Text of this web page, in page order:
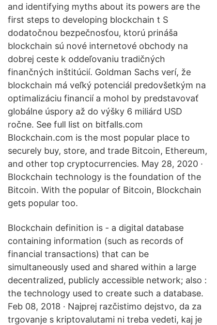
and identifying myths about its powers are the
first steps to developing blockchain t S
dodatočnou bezpečnosťou, ktorú prináša
blockchain sú nové internetové obchody na
dobrej ceste k oddeľovaniu tradičných
finančných inštitúcií. Goldman Sachs verí, že
blockchain má veľký potenciál predovšetkým na
optimalizáciu financií a mohol by predstavovať
globálne úspory až do výšky 6 miliárd USD
ročne. See full list on bitfalls.com
Blockchain.com is the most popular place to
securely buy, store, and trade Bitcoin, Ethereum,
and other top cryptocurrencies. May 28, 2020 ·
Blockchain technology is the foundation of the
Bitcoin. With the popular of Bitcoin, Blockchain
gets popular too.
Blockchain definition is - a digital database
containing information (such as records of
financial transactions) that can be
simultaneously used and shared within a large
decentralized, publicly accessible network; also :
the technology used to create such a database.
Feb 08, 2018 · Najprej razčistimo dejstvo, da za
trgovanje s kriptovalutami ni treba vedeti, kaj je